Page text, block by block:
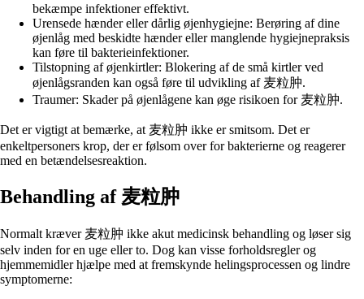
bekæmpe infektioner effektivt.
Urensede hænder eller dårlig øjenhygiejne: Berøring af dine
øjenlåg med beskidte hænder eller manglende hygiejnepraksis
kan føre til bakterieinfektioner.
Tilstopning af øjenkirtler: Blokering af de små kirtler ved
øjenlågsranden kan også føre til udvikling af 麦粒肿.
Traumer: Skader på øjenlågene kan øge risikoen for 麦粒肿.
Det er vigtigt at bemærke, at 麦粒肿 ikke er smitsom. Det er
enkeltpersoners krop, der er følsom over for bakterierne og reagerer
med en betændelsesreaktion.
Behandling af 麦粒肿
Normalt kræver 麦粒肿 ikke akut medicinsk behandling og løser sig
selv inden for en uge eller to. Dog kan visse forholdsregler og
hjemmemidler hjælpe med at fremskynde helingsprocessen og lindre
symptomerne: